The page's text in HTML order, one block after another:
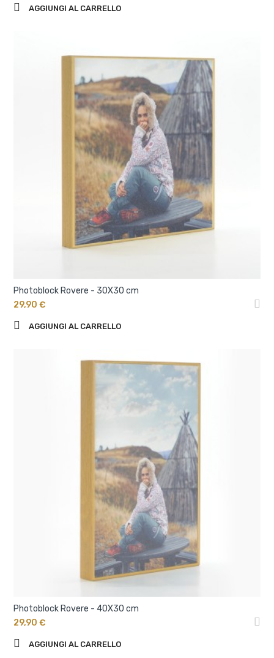
AGGIUNGI AL CARRELLO
Photoblock Rovere - 30X30 cm
29,90 €
AGGIUNGI AL CARRELLO
Photoblock Rovere - 40X30 cm
29,90 €
AGGIUNGI AL CARRELLO